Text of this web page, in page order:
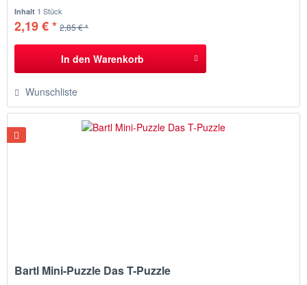
umzukippen droht, müssen die...
Inhalt 1 Stück
2,19 € * 2,85 € *
In den Warenkorb
Wunschliste
Bartl Mini-Puzzle Das T-Puzzle